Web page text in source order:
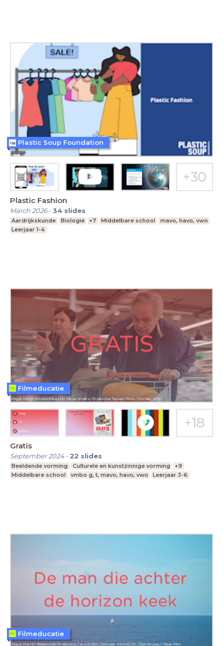
Plastic Fashion
March 2026-34 slides
Aardrijkskunde Biologie +7 Middelbare school
mavo, havo, vwo
Leerjaar 1-4
Plastic Soup Foundation
Gratis
September 2024- 22 slides
Beeldende vorming Culturele en kunstzinnige vorming
+9
Middelbare school
vmbo g, t, mavo, havo, vwo Leerjaar 3-6
Filmeducatie
Filmeducatie